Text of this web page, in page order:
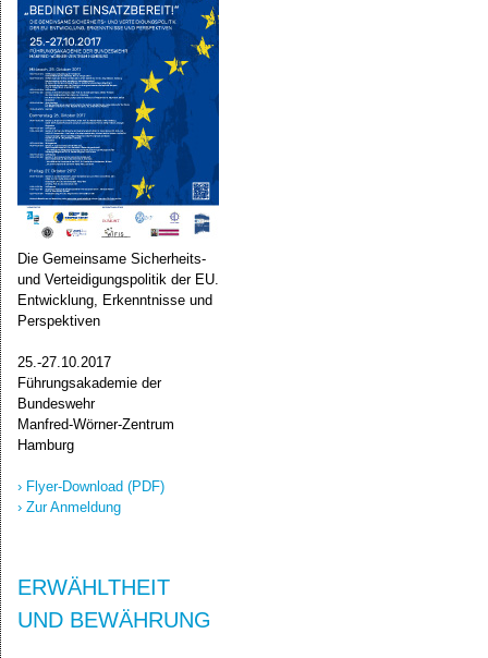
Die Gemeinsame Sicherheits-
und Verteidigungspolitik der EU.
Entwicklung, Erkenntnisse und
Perspektiven
25.-27.10.2017
Führungsakademie der
Bundeswehr
Manfred-Wörner-Zentrum
Hamburg
› Flyer-Download (PDF)
› Zur Anmeldung
ERWÄHLTHEIT
UND BEWÄHRUNG